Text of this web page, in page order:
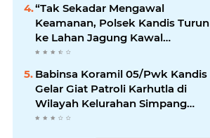
“Tak Sekadar Mengawal
Keamanan, Polsek Kandis Turun
ke Lahan Jagung Kawal
Ketahanan Pangan
Babinsa Koramil 05/Pwk Kandis
Gelar Giat Patroli Karhutla di
Wilayah Kelurahan Simpang
Belutu